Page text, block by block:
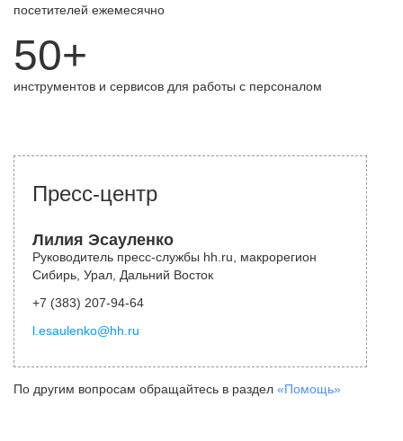
посетителей ежемесячно
50+
инструментов и сервисов для работы с персоналом
Пресс-центр
Лилия Эсауленко
Руководитель пресс-службы hh.ru, макрорегион
Сибирь, Урал, Дальний Восток
+7 (383) 207-94-64
l.esaulenko@hh.ru
По другим вопросам обращайтесь в раздел «Помощь»